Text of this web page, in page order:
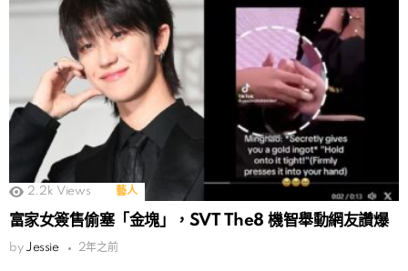
2.2k Views 藝人
富家女簽售偷塞「金塊」，SVT The8 機智舉動網友讚爆
by Jessie 2年之前